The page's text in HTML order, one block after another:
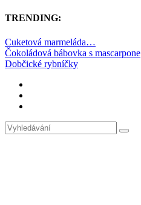
TRENDING:
Cuketová marmeláda…
Čokoládová bábovka s mascarpone
Dobčické rybníčky